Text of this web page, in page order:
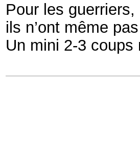
Pour les
ils n’ont même
Un mini 2-3